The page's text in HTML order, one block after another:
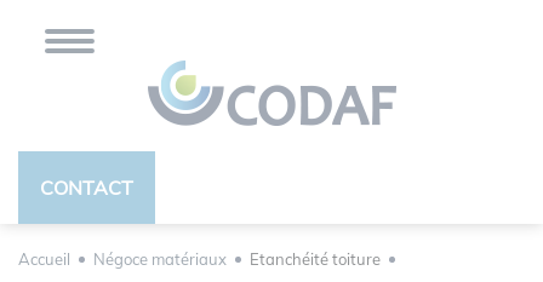
CONTACT
Accueil Négoce matériaux Etanchéité toiture